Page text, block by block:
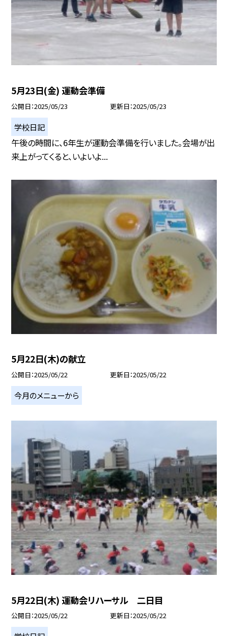
5月23日(金) 運動会準備
公開日 2025/05/23 更新日 2025/05/23
学校日記
午後の時間に、6年生が運動会準備を行いました。会場が出
来上がってくると、いよいよ...
5月22日(木)の献立
公開日 2025/05/22 更新日 2025/05/22
今月のメニューから
5月22日(木) 運動会リハーサル 二日目
公開日 2025/05/22 更新日 2025/05/22